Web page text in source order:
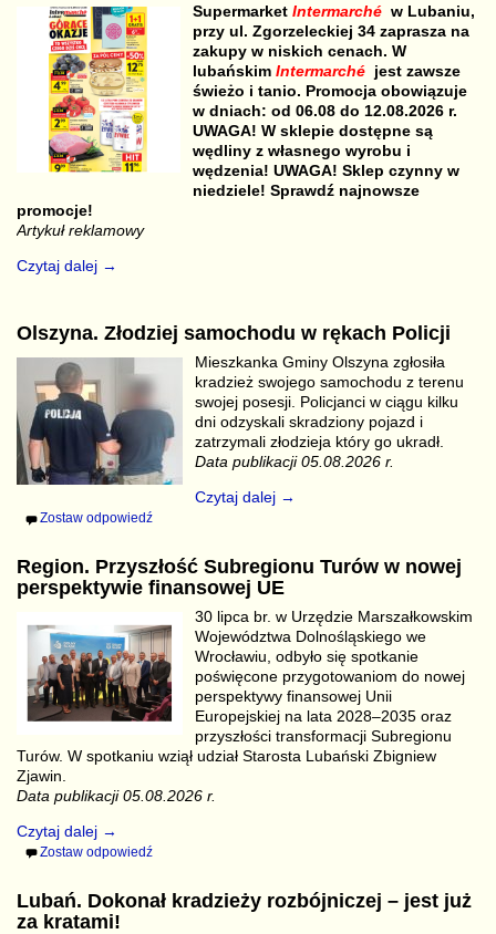
Supermarket Intermarchéw Lubaniu,
przy ul. Zgorzeleckiej 34 zaprasza na
zakupy w niskich cenach. W
lubańskim Intermarché jest zawsze
świeżo i tanio. Promocja obowiązuje
w dniach: od 06.08 do 12.08.2026 r.
UWAGA! W sklepie dostępne są
wędliny z własnego wyrobu i
wędzenia! UWAGA! Sklep czynny w
niedziele! Sprawdź najnowsze
promocje!
Artykuł reklamowy
Czytaj dalej →
Olszyna. Złodziej samochodu w rękach Policji
Mieszkanka Gminy Olszyna zgłosiła
kradzież swojego samochodu z terenu
swojej posesji. Policjanci w ciągu kilku
dni odzyskali skradziony pojazd i
zatrzymali złodzieja który go ukradł.
Data publikacji 05.08.2026 r.
Czytaj dalej →
Zostaw odpowiedź
Region. Przyszłość Subregionu Turów w nowej
perspektywie finansowej UE
30 lipca br. w Urzędzie Marszałkowskim
Województwa Dolnośląskiego we
Wrocławiu, odbyło się spotkanie
poświęcone przygotowaniom do nowej
perspektywy finansowej Unii
Europejskiej na lata 2028–2035 oraz
przyszłości transformacji Subregionu
Turów. W spotkaniu wziął udział Starosta Lubański Zbigniew
Zjawin.
Data publikacji 05.08.2026 r.
Czytaj dalej →
Zostaw odpowiedź
Lubań. Dokonał kradzieży rozbójniczej – jest już
za kratami!